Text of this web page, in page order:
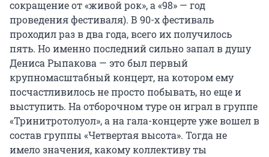
сокращение от «живой рок», а «98» — год
проведения фестиваля). В 90-х фестиваль
проходил раз в два года, всего их получилось
пять. Но именно последний сильно запал в душу
Дениса Рыпакова — это был первый
крупномасштабный концерт, на котором ему
посчастливилось не просто побывать, но еще и
выступить. На отборочном туре он играл в группе
«Тринитротолуол», а на гала-концерте уже вошел в
состав группы «Четвертая высота». Тогда не
имело значения, какому коллективу ты